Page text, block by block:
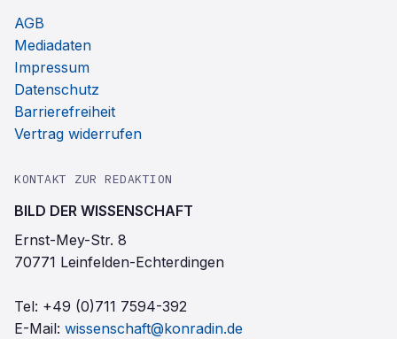
AGB
Mediadaten
Impressum
Datenschutz
Barrierefreiheit
Vertrag widerrufen
KONTAKT ZUR REDAKTION
BILD DER WISSENSCHAFT
Ernst-Mey-Str. 8
70771 Leinfelden-Echterdingen
Tel: +49 (0)711 7594-392
E-Mail: wissenschaft@konradin.de